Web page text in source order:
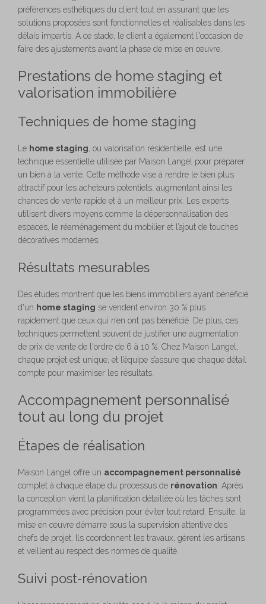
préférences esthétiques du client tout en assurant que les
solutions proposées sont fonctionnelles et réalisables dans les
délais impartis. À ce stade, le client a également l'occasion de
faire des ajustements avant la phase de mise en œuvre.
Prestations de home staging et
valorisation immobilière
Techniques de home staging
Le home staging , ou valorisation résidentielle, est une
technique essentielle utilisée par Maison Langel pour préparer
un bien à la vente. Cette méthode vise à rendre le bien plus
attractif pour les acheteurs potentiels, augmentant ainsi les
chances de vente rapide et à un meilleur prix. Les experts
utilisent divers moyens comme la dépersonnalisation des
espaces, le réaménagement du mobilier et l’ajout de touches
décoratives modernes.
Résultats mesurables
Des études montrent que les biens immobiliers ayant bénéficié
d'un home staging se vendent environ 30 % plus
rapidement que ceux qui n’en ont pas bénéficié. De plus, ces
techniques permettent souvent de justifier une augmentation
de prix de vente de l'ordre de 6 à 10 %. Chez Maison Langel,
chaque projet est unique, et l’équipe s’assure que chaque détail
compte pour maximiser les résultats.
Accompagnement personnalisé
tout au long du projet
Étapes de réalisation
Maison Langel offre un accompagnement personnalisé
complet à chaque étape du processus de rénovation . Après
la conception vient la planification détaillée où les tâches sont
programmées avec précision pour éviter tout retard. Ensuite, la
mise en œuvre démarre sous la supervision attentive des
chefs de projet. Ils coordonnent les travaux, gèrent les artisans
et veillent au respect des normes de qualité.
Suivi post-rénovation